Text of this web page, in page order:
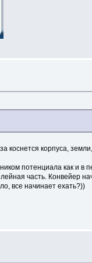
коснется корпуса,
потенциала как и в
часть. Конвейер
все начинает ехать?))